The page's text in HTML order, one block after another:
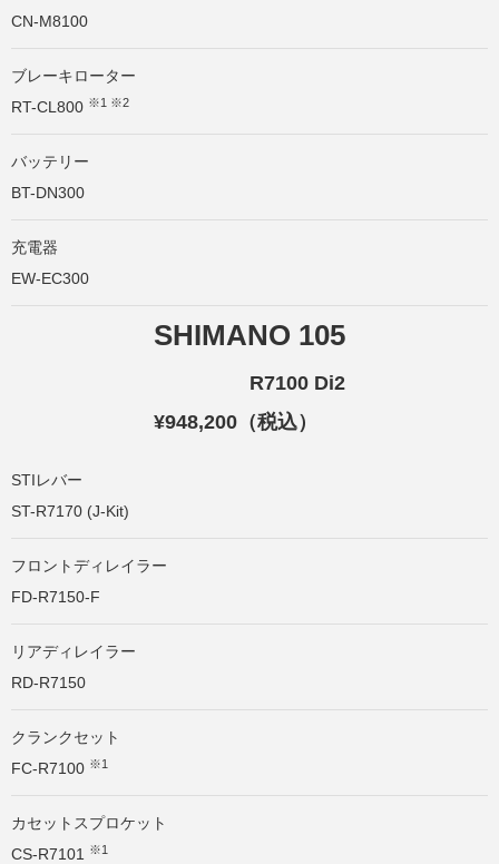
CN-M8100
ブレーキローター
RT-CL800 ※1 ※2
バッテリー
BT-DN300
充電器
EW-EC300
SHIMANO 105
R7100 Di2
¥948,200（税込）
STIレバー
ST-R7170 (J-Kit)
フロントディレイラー
FD-R7150-F
リアディレイラー
RD-R7150
クランクセット
FC-R7100 ※1
カセットスプロケット
CS-R7101
※1